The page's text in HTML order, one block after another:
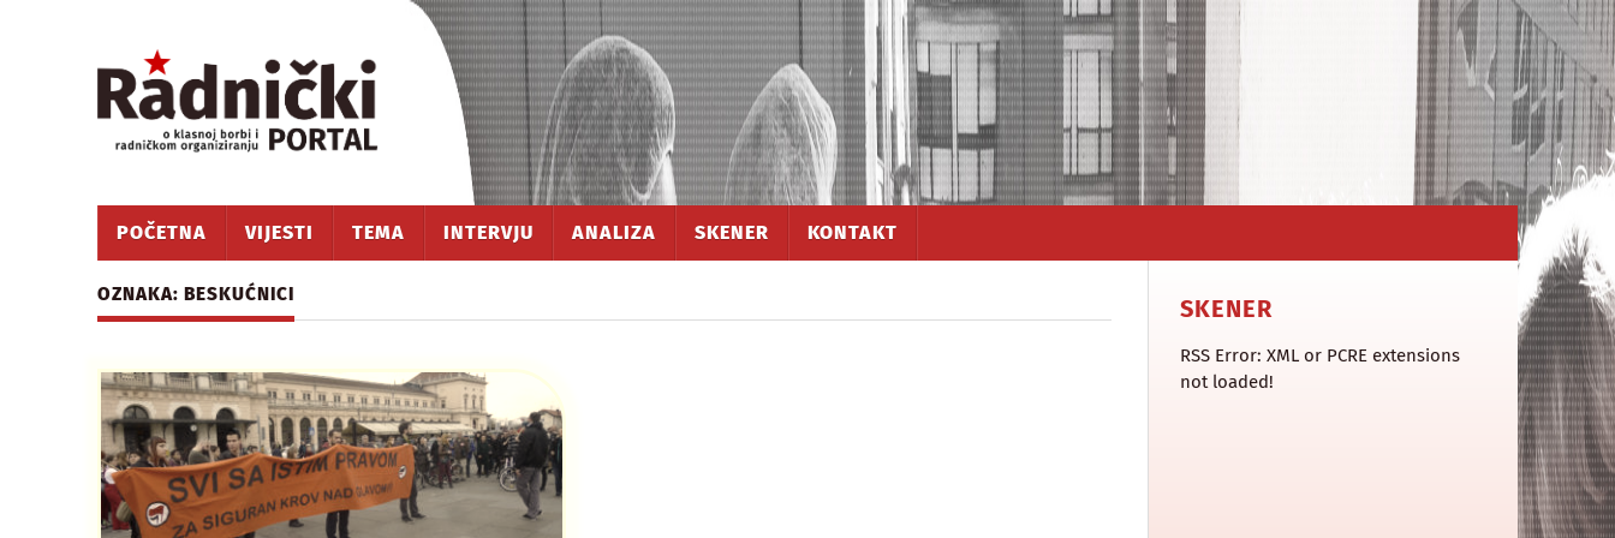
POČETNA VIJESTI TEMA INTERVJU ANALIZA SKENER KONTAKT
OZNAKA: BESKUĆNICI SKENER
RSS Error: XML or PCRE extensions
not loaded!